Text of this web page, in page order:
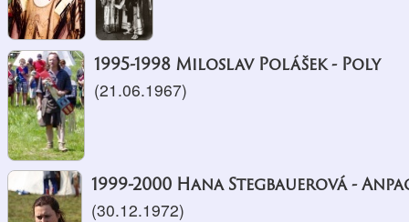
1995-1998 Miloslav Polášek - Poly
(21.06.1967)
1999-2000 Hana Stegbauerová -
(30.12.1972)